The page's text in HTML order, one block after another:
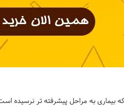
به مراحل پیشرفته تر نرسیده